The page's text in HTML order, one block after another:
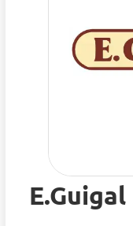
E.Guigal